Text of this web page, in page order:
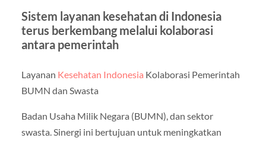
Sistem layanan kesehatan di Indonesia
terus berkembang melalui kolaborasi
antara pemerintah
Layanan Kesehatan Indonesia Kolaborasi Pemerintah
BUMN dan Swasta
Badan Usaha Milik Negara (BUMN), dan sektor
swasta. Sinergi ini bertujuan untuk meningkatkan